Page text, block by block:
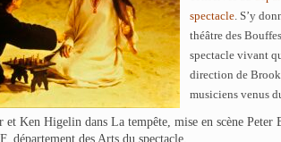
spectacle. S’y
théâtre des
spectacle vivant
direction de
musiciens venus
et Ken Higelin dans La tempête, mise en scène
département des Arts du spectacle.